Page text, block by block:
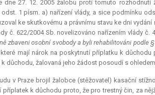
27. 12. 2005 žalobu proti tomuto rozhodnutí
1 písm. a) nařízení vlády, a sice podmínku
ke skutkovému a právnímu stavu ke dni
č. 622/2004 Sb. novelizováno nařízením vlády
zbaveni osobní svobody a byli rehabilitováni podle
mají nárok na poskytnutí příplatku k důchodu
důchodu, žalovaná jeho žádost posoudí s
v Praze brojil žalobce (stěžovatel) kasační
k důchodu proto, že pro trestný čin, za